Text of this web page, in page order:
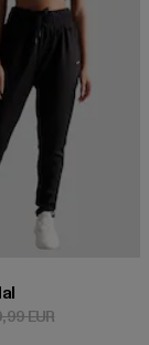
32,00 EUR
EURAktionspreis: